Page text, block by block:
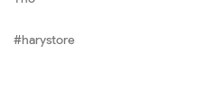
#harystore